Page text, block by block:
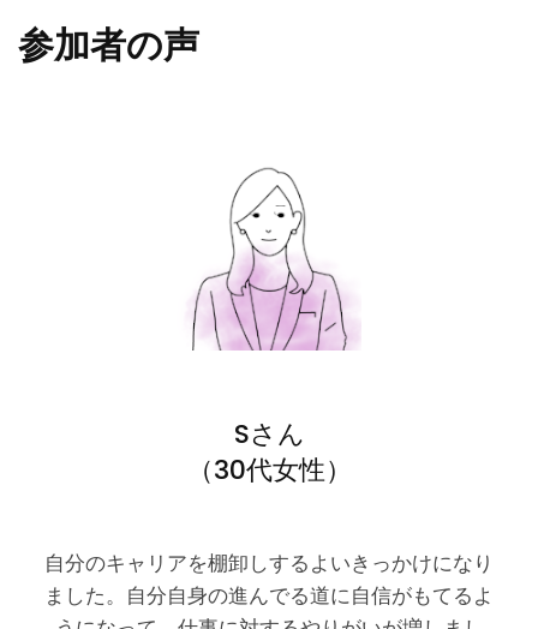
参加者の声
Sさん
（30代女性）
自分のキャリアを棚卸しするよいきっかけになり
ました。自分自身の進んでる道に自信がもてるよ